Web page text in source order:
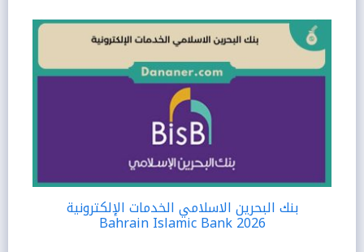
بنك البحرين الاسلامي الخدمات الإلكترونية
Bahrain Islamic Bank 2026